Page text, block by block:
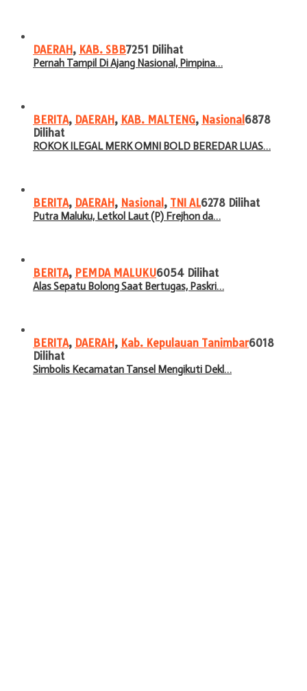
DAERAH, KAB. SBB7251 Dilihat
Pernah Tampil Di Ajang Nasional, Pimpina…
BERITA, DAERAH, KAB. MALTENG, Nasional 6878
Dilihat
ROKOK ILEGAL MERK OMNI BOLD BEREDAR LUAS…
BERITA, DAERAH, Nasional , TNI AL6278 Dilihat
Putra Maluku, Letkol Laut (P) Frejhon da…
BERITA, PEMDA MALUKU6054 Dilihat
Alas Sepatu Bolong Saat Bertugas, Paskri…
BERITA, DAERAH, Kab. Kepulauan Tanimbar6018
Dilihat
Simbolis Kecamatan Tansel Mengikuti Dekl…